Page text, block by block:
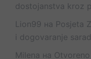
dostojanstva kroz
Lion99 на Posjeta
i dogovaranje
Milena на